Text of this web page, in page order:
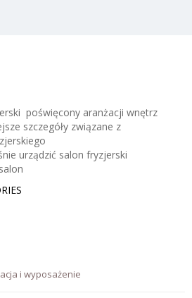
poświęcony aranżacji wnętrz
szczegóły związane z
urządzić salon fryzjerski
i wyposażenie